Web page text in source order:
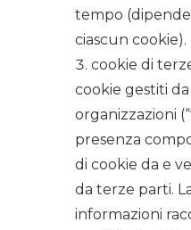
tempo
ciascun cookie).
cookie di
cookie gestiti
organizzazioni
presenza
di cookie da e
da terze parti.
informazioni